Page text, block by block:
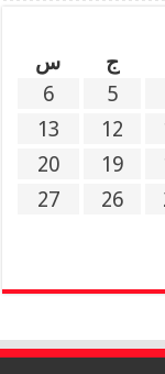
ج
س
5
6
12
13
19
20
26
27